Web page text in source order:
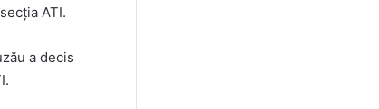
ATI.
a decis